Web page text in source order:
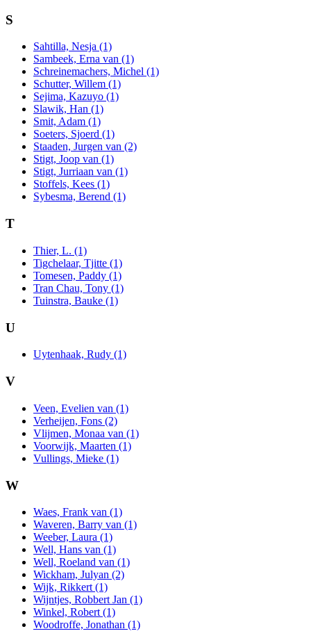
S
Sahtilla, Nesja (1)
Sambeek, Erna van (1)
Schreinemachers, Michel (1)
Schutter, Willem (1)
Sejima, Kazuyo (1)
Slawik, Han (1)
Smit, Adam (1)
Soeters, Sjoerd (1)
Staaden, Jurgen van (2)
Stigt, Joop van (1)
Stigt, Jurriaan van (1)
Stoffels, Kees (1)
Sybesma, Berend (1)
T
Thier, L. (1)
Tigchelaar, Tjitte (1)
Tomesen, Paddy (1)
Tran Chau, Tony (1)
Tuinstra, Bauke (1)
U
Uytenhaak, Rudy (1)
V
Veen, Evelien van (1)
Verheijen, Fons (2)
Vlijmen, Monaa van (1)
Voorwijk, Maarten (1)
Vullings, Mieke (1)
W
Waes, Frank van (1)
Waveren, Barry van (1)
Weeber, Laura (1)
Well, Hans van (1)
Well, Roeland van (1)
Wickham, Julyan (2)
Wijk, Rikkert (1)
Wijntjes, Robbert Jan (1)
Winkel, Robert (1)
Woodroffe, Jonathan (1)